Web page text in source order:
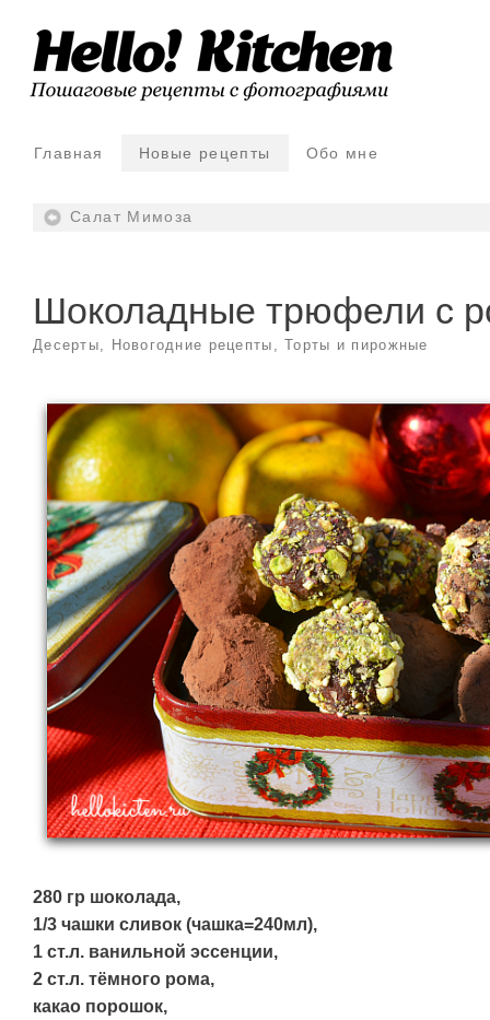
Главная Новые рецепты Обо мне
Салат Мимоза
Шоколадные трюфели с
Десерты, Новогодние рецепты ,Торты и пирожные
280 гр шоколада,
1/3 чашки сливок (чашка=240мл),
1 ст.л. ванильной эссенции,
2 ст.л. тёмного рома,
какао порошок,